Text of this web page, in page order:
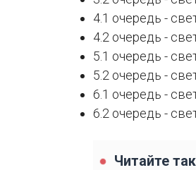
4.1 очередь -
4.2 очередь -
5.1 очередь -
5.2 очередь -
6.1 очередь -
6.2 очередь -
Читайте